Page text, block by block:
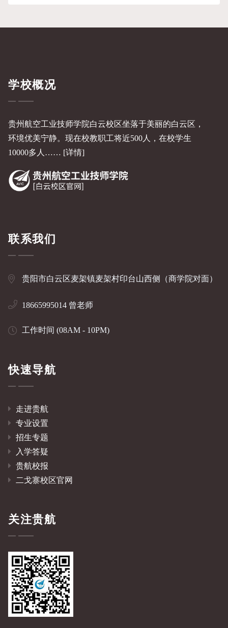
学校概况
贵州航空工业技师学院白云校区坐落于美丽的白云区，
环境优美宁静。现在校教职工将近500人，在校学生
10000多人…… [详情]
联系我们
贵阳市白云区麦架镇麦架村印台山西侧（商学院对面）
18665995014 曾老师
工作时间 (08AM - 10PM)
快速导航
走进贵航
专业设置
招生专题
入学答疑
贵航校报
二戈寨校区官网
关注贵航